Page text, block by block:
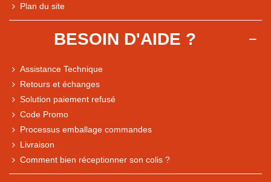
Comparaison des performances du magasin
Plan du site
BESOIN D'AIDE ?
Assistance Technique
Retours et échanges
Solution paiement refusé
Code Promo
Processus emballage commandes
Livraison
Comment bien réceptionner son colis ?